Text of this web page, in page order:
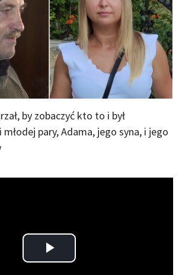
by zobaczyć kto to i był
pary, Adama, jego syna, i jego
Play